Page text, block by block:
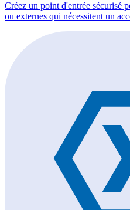
Créez un point d'entrée sécurisé
ou externes qui nécessitent un